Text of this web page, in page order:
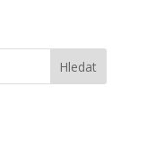
Hledat